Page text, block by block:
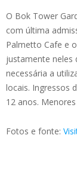
O Bok Tower
com última
Palmetto Cafe e
justamente neles
necessária a
locais. Ingressos
12 anos.
Fotos e fonte: